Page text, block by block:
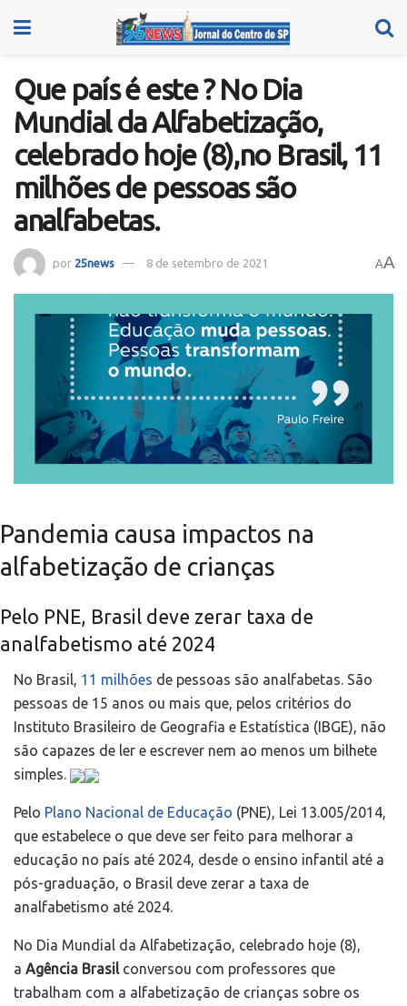
Que país é este ? No Dia
Mundial da Alfabetização,
celebrado hoje (8),no Brasil, 11
milhões de pessoas são
analfabetas.
por 25news 8 de setembro de 2021 AA
Pandemia causa impactos na
alfabetização de crianças
Pelo PNE, Brasil deve zerar taxa de
analfabetismo até 2024
No Brasil, 11 milhões de pessoas são analfabetas. São
pessoas de 15 anos ou mais que, pelos critérios do
Instituto Brasileiro de Geografia e Estatística (IBGE), não
são capazes de ler e escrever nem ao menos um bilhete
simples.
Pelo Plano Nacional de Educação (PNE), Lei 13.005/2014,
que estabelece o que deve ser feito para melhorar a
educação no país até 2024, desde o ensino infantil até a
pós-graduação, o Brasil deve zerar a taxa de
analfabetismo até 2024.
No Dia Mundial da Alfabetização, celebrado hoje (8),
a Agência Brasilconversou com professores que
trabalham com a alfabetização de crianças sobre os